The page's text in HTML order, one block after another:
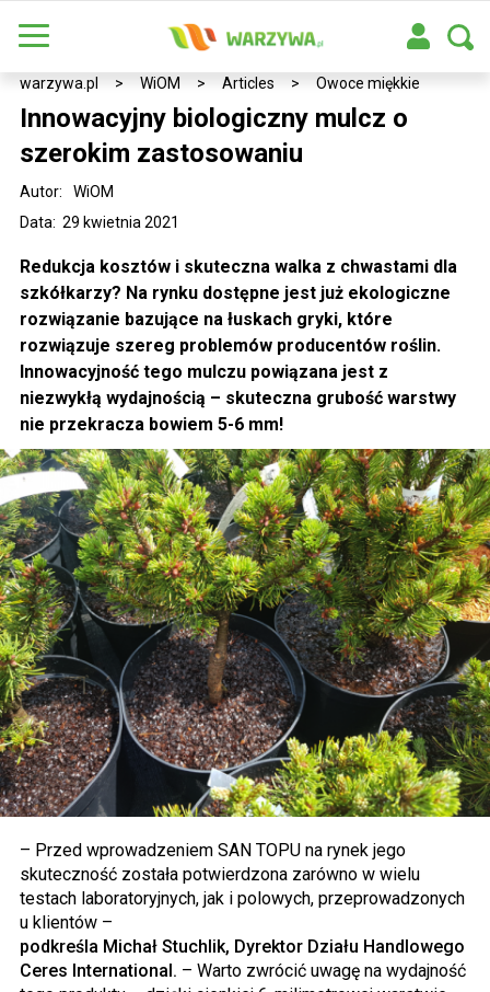
warzywa.pl > WiOM > Articles > Owoce miękkie
Innowacyjny biologiczny mulcz o
szerokim zastosowaniu
Data: 29 kwietnia 2021
Autor: WiOM
Redukcja kosztów i skuteczna walka z chwastami dla
szkółkarzy? Na rynku dostępne jest już ekologiczne
rozwiązanie bazujące na łuskach gryki, które
rozwiązuje szereg problemów producentów roślin.
Innowacyjność tego mulczu powiązana jest z
niezwykłą wydajnością – skuteczna grubość warstwy
nie przekracza bowiem 5-6 mm!
– Przed wprowadzeniem SAN TOPU na rynek jego
skuteczność została potwierdzona zarówno w wielu
testach laboratoryjnych, jak i polowych, przeprowadzonych
u klientów –
podkreśla Michał Stuchlik, Dyrektor Działu Handlowego
Ceres International. – Warto zwrócić uwagę na wydajność